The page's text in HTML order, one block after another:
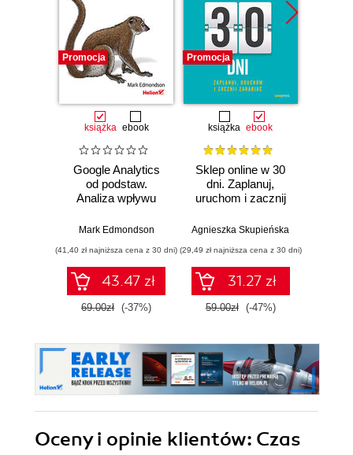
Promocja
książka ebook
Google Analytics
od podstaw.
Analiza wpływu
wyznaczanie
Mark Edmondson
(41,40 zł najniższa cena z 30 dni)
43.47 zł
69.00zł (-37%)
Promocja
książka ebook
Sklep online w 30
dni. Zaplanuj,
uruchom i zacznij
Agnieszka Skupieńska
(29,49 zł najniższa cena z 30 dni)
31.27 zł
59.00zł (-47%)
Oceny i opinie klientów: Czas